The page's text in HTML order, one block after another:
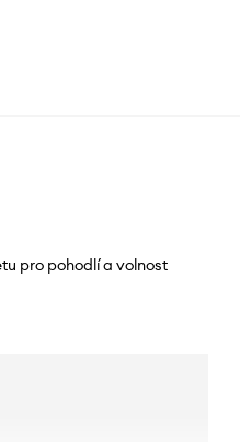
pro pohodlí a volnost